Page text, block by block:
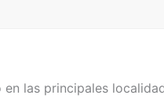
en las principales